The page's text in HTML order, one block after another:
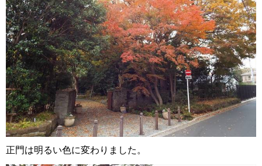
正門は明るい色に変わりました。